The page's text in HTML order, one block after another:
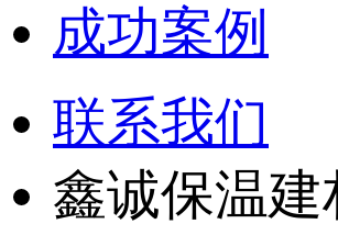
成功案例
联系我们
鑫诚保温